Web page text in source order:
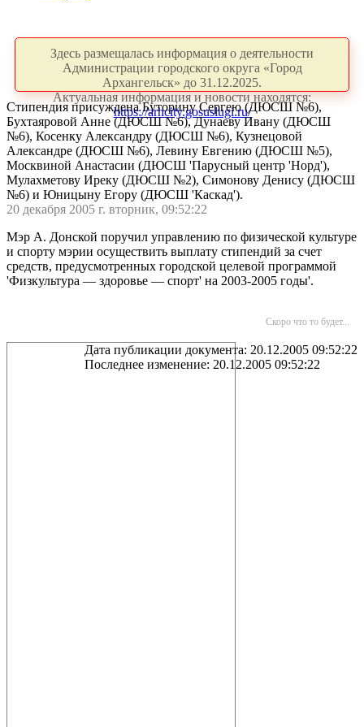
Здесь размещалась информация о деятельности
Администрации городского округа «Город
Архангельск» до 31.12.2025.
Актуальная информация и новости находятся:
https://arhcity.gosuslugi.ru/
Стипендия присуждена Буторину Сергею (ДЮСШ №6),
Бухтаяровой Анне (ДЮСШ №6), Дунаеву Ивану (ДЮСШ
№6), Косенку Александру (ДЮСШ №6), Кузнецовой
Александре (ДЮСШ №6), Левину Евгению (ДЮСШ №5),
Москвиной Анастасии (ДЮСШ 'Парусный центр 'Норд'),
Мулахметову Иреку (ДЮСШ №2), Симонову Денису (ДЮСШ
№6) и Юницыну Егору (ДЮСШ 'Каскад').
20 декабря 2005 г. вторник, 09:52:22
Мэр А. Донской поручил управлению по физической культуре
и спорту мэрии осуществить выплату стипендий за счет
средств, предусмотренных городской целевой программой
'Физкультура — здоровье — спорт' на 2003-2005 годы'.
Скоро что то будет...
Дата публикации документа: 20.12.2005 09:52:22
Последнее изменение: 20.12.2005 09:52:22